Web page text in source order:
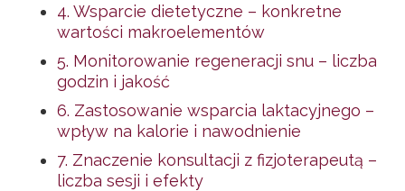
4. Wsparcie dietetyczne – konkretne
wartości makroelementów
5. Monitorowanie regeneracji snu – liczba
godzin i jakość
6. Zastosowanie wsparcia laktacyjnego –
wpływ na kalorie i nawodnienie
7. Znaczenie konsultacji z fizjoterapeutą –
liczba sesji i efekty